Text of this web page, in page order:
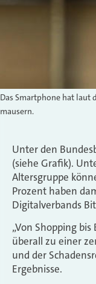
Das Smartphone hat laut
mausern.
Unter den
(siehe Grafik).
Altersgruppe
Prozent haben
Digitalverbands
„Von Shopping
überall zu einer
und der
Ergebnisse.